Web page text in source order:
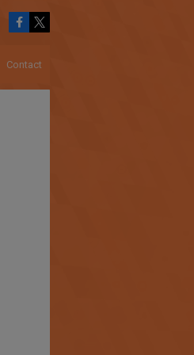
Contact